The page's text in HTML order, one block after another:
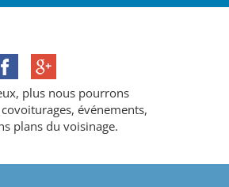
plus nous pourrons
événements,
plans du voisinage.